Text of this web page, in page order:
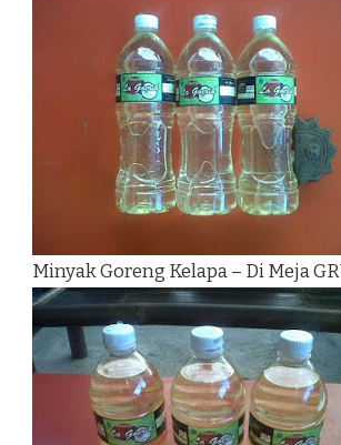
Minyak Goreng Kelapa – Di Meja